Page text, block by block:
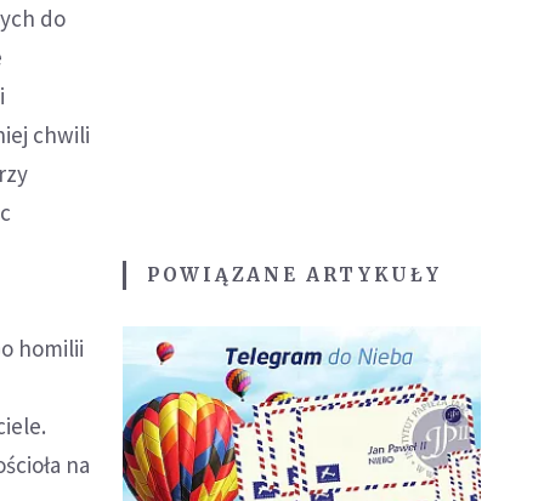
do
chwili
homilii
na
POWIĄZANE ARTYKUŁY